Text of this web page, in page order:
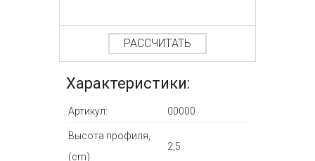
РАССЧИТАТЬ
Характеристики:
Артикул: 00000
Высота профиля,
(cm)
2,5